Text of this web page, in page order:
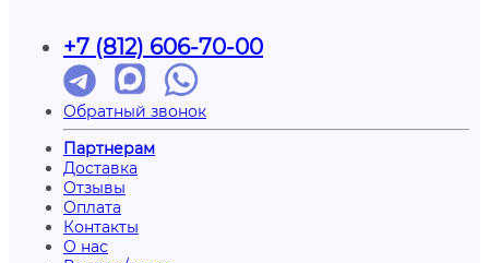
+7 (812) 606-70-00
Обратный звонок
Партнерам
Доставка
Отзывы
Оплата
Контакты
О нас